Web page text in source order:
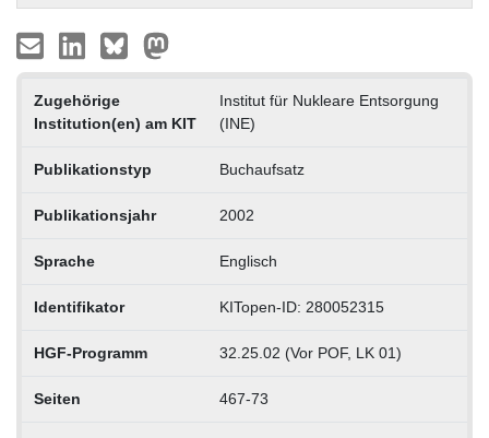
Zugehörige
Institution(en) am KIT
Institut für Nukleare Entsorgung
(INE)
Publikationstyp Buchaufsatz
Publikationsjahr 2002
Sprache Englisch
Identifikator KITopen-ID: 280052315
HGF-Programm 32.25.02 (Vor POF, LK 01)
Seiten 467-73